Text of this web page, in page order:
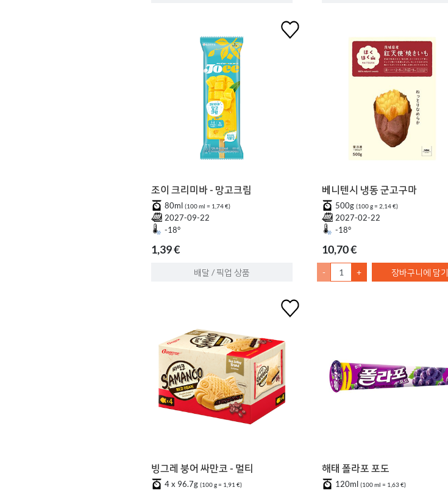
조이 크리미바 - 망고크림
80ml (100 ml = 1,74 €)
2027-09-22
-18°
1,39 €
배달 / 픽업 상품
베니텐시 냉동 군고구마
500g (100 g = 2,14 €)
2027-02-22
-18°
10,70 €
- + 장바구니에 담기
빙그레 붕어 싸만코 - 멀티
4 x 96.7g (100 g = 1,91 €)
해태 폴라포 포도
120ml (100 ml = 1,63 €)